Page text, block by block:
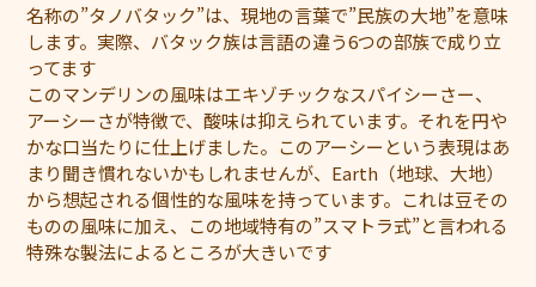
名称の”タノバタック”は、現地の言葉で”民族の大地”を意味
します。実際、バタック族は言語の違う6つの部族で成り立
ってます
このマンデリンの風味はエキゾチックなスパイシーさー、
アーシーさが特徴で、酸味は抑えられています。それを円や
かな口当たりに仕上げました。このアーシーという表現はあ
まり聞き慣れないかもしれませんが、Earth（地球、大地）
から想起される個性的な風味を持っています。これは豆その
ものの風味に加え、この地域特有の”スマトラ式”と言われる
特殊な製法によるところが大きいです